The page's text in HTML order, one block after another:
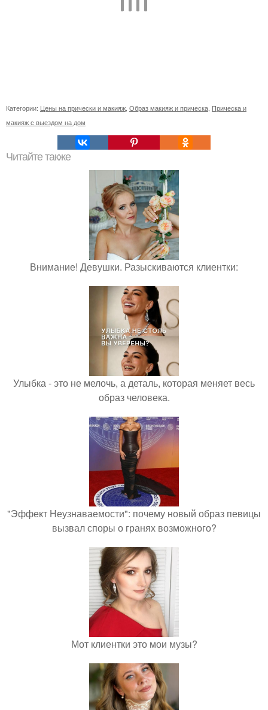
Категории: Цены на прически и макияж Образ макияж и прическа Прическа и
макияж с выездом на дом
Читайте также
Внимание! Девушки. Разыскиваются клиентки:
Улыбка - это не мелочь, а деталь, которая меняет весь
образ человека.
"Эффект Неузнаваемости": почему новый образ певицы
вызвал споры о гранях возможного?
Мот клиентки это мои музы?